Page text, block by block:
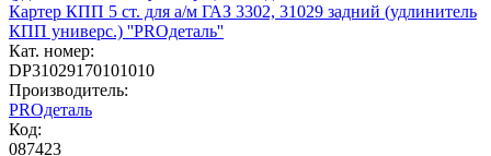
Картер КПП 5 ст. для а/м ГАЗ 3302, 31029 задний (удлинитель
КПП универс.) ''PROдеталь''
Кат. номер:
DP31029170101010
Производитель:
PROдеталь
Код:
087423